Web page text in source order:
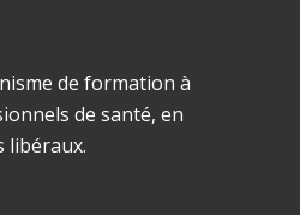
de formation à
de santé, en
libéraux.